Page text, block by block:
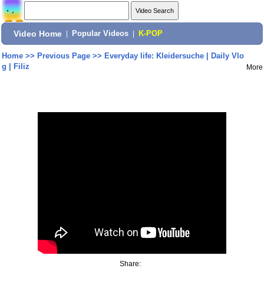
Video Home Popular Videos K-POP
Home>> Previous Page>> Everyday life: Kleidersuche | Daily Vlo
g | Filiz
More
Share: